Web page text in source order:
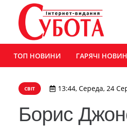
ТОП НОВИНИ ГАРЯЧІ
СВІТ 13:44, Середа, 24
Борис